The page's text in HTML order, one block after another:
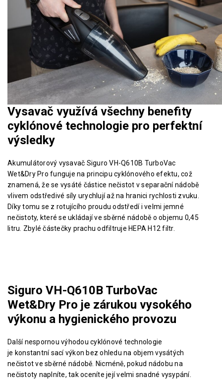
Vysavač využívá všechny benefity
cyklónové technologie pro perfektní
výsledky
Akumulátorový vysavač Siguro VH-Q610B TurboVac
Wet&Dry Pro funguje na principu cyklónového efektu, což
znamená, že se vysáté částice nečistot v separační nádobě
vlivem odstředivé síly urychlují až na hranici rychlosti zvuku.
Díky tomu se z rotujícího proudu odstředí i velmi jemné
nečistoty, které se ukládají ve sběrné nádobě o objemu 0,45
litru. Zbylé částečky prachu odfiltruje HEPA H12 filtr.
Siguro VH-Q610B TurboVac
Wet&Dry Pro je zárukou vysokého
výkonu a hygienického provozu
Další nespornou výhodou cyklónové technologie
je konstantní sací výkon bez ohledu na objem vysátých
nečistot ve sběrné nádobě. Nicméně, pokud nádobu na
nečistoty naplníte, tak oceníte její velmi snadné vysypání.